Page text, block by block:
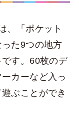
、「ポケット
た9つの地方
す。60枚のデ
カーなど入っ
ぶことができ